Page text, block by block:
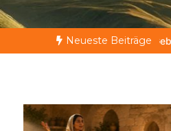
Neueste Beiträge
das Herz verändert | 10.Denn